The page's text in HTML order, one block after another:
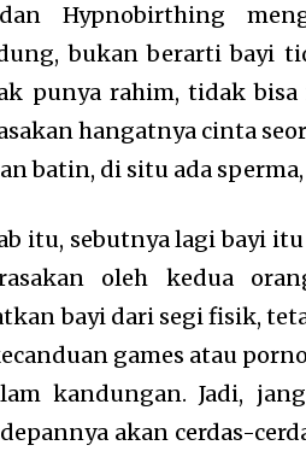
Hypnobirthing
bukan berarti bayi
punya rahim, tidak
hangatnya cinta
batin, di situ ada
itu, sebutnya lagi bayi
oleh kedua
bayi dari segi fisik,
games atau
kandungan. Jadi,
akan cerdas-